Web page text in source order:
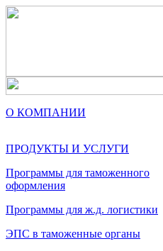
О КОМПАНИИ
ПРОДУКТЫ И УСЛУГИ
Программы для таможенного
оформления
Программы для ж.д. логистики
ЭПС в таможенные органы